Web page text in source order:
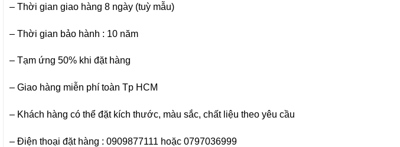
– Thời gian giao hàng 8 ngày (tuỳ mẫu)
– Thời gian bảo hành : 10 năm
– Tạm ứng 50% khi đặt hàng
– Giao hàng miễn phí toàn Tp HCM
– Khách hàng có thể đặt kích thước, màu sắc, chất liệu theo yêu cầu
– Điện thoại đặt hàng : 0909877111 hoặc 0797036999